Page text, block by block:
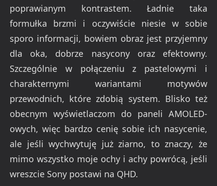
poprawianym kontrastem. Ładnie taka
formułka brzmi i oczywiście niesie w sobie
sporo informacji, bowiem obraz jest przyjemny
dla oka, dobrze nasycony oraz efektowny.
Szczególnie w połączeniu z pastelowymi i
charakternymi wariantami motywów
przewodnich, które zdobią system. Blisko też
obecnym wyświetlaczom do paneli AMOLED-
owych, więc bardzo cenię sobie ich nasycenie,
ale jeśli wychwytuję już ziarno, to znaczy, że
mimo wszystko moje ochy i achy powrócą, jeśli
wreszcie Sony postawi na QHD.